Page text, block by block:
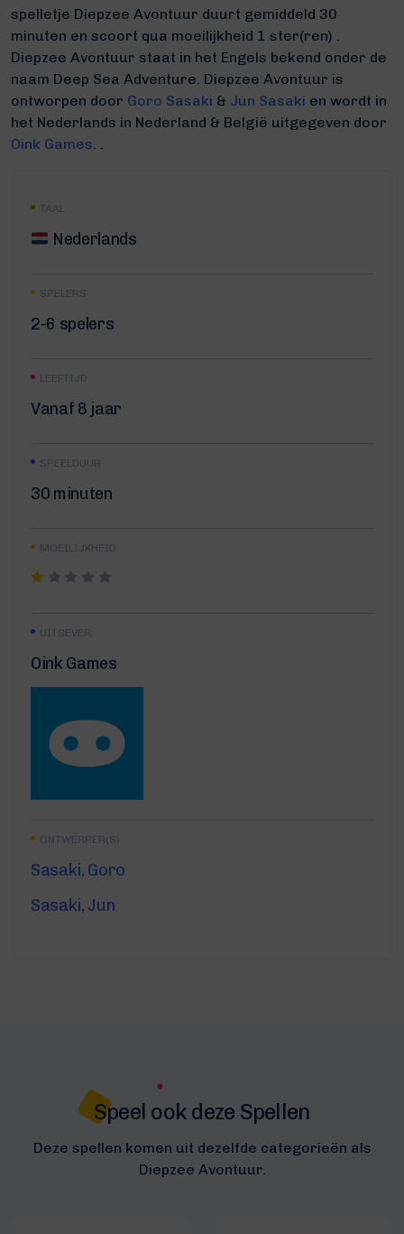
TAAL
Nederlands
SPELERS
2-6 spelers
LEEFTIJD
Vanaf 8 jaar
SPEELDUUR
30 minuten
MOEILIJKHEID
UITGEVER:
Oink Games
ONTWERPER(S)
Sasaki, Goro
Sasaki, Jun
spelletje Diepzee Avontuur duurt gemiddeld 30
minuten en scoort qua moeilijkheid 1 ster(ren) .
Diepzee Avontuur staat in het Engels bekend onder de
naam Deep Sea Adventure. Diepzee Avontuur is
ontworpen door Goro Sasaki & Jun Sasaki en wordt in
het Nederlands in Nederland & België uitgegeven door
Oink Games. .
Speel ook deze Spellen
Deze spellen komen uit dezelfde categorieën als
Diepzee Avontuur.